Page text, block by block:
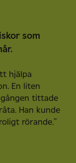
som
hjälpa
En liten
tittade
Han kunde
rörande.”